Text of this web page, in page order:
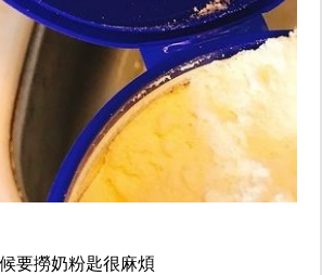
要撈奶粉匙很麻煩